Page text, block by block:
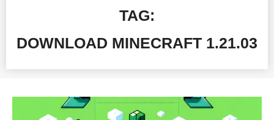
TAG:
DOWNLOAD MINECRAFT 1.21.03